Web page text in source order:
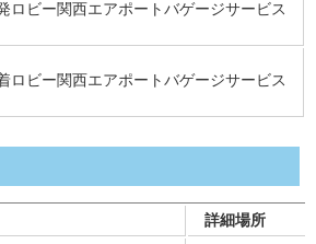
ロビー関西エアポートバゲージサービス
ロビー関西エアポートバゲージサービス
詳細場所